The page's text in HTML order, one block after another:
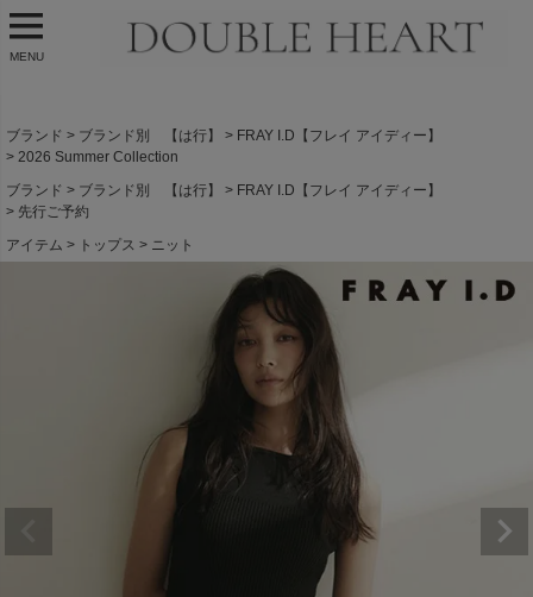
MENU
ブランド ブランド別 【は行】
FRAY I.D【フレイ アイディー】
2026 Summer Collection
ブランド
ブランド別 【は行】
FRAY I.D【フレイ アイディー】
先行ご予約
アイテム
トップス ニット